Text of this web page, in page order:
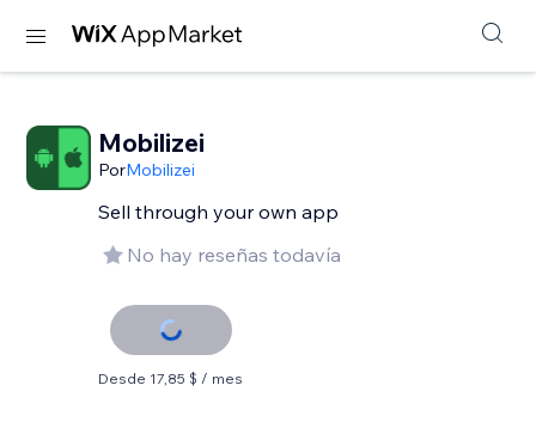
Mobilizei
PorMobilizei
Sell ​​through your own app
No hay reseñas todavía
Desde 17,85 $ / mes